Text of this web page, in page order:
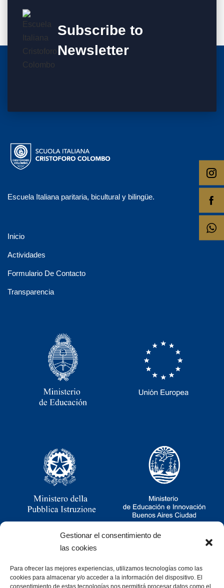
Gestionar el consentimiento de
las cookies
Para ofrecer las mejores experiencias, utilizamos tecnologías como las
cookies para almacenar y/o acceder a la información del dispositivo. El
consentimiento de estas tecnologías nos permitirá procesar datos como el
Subscribe to
Newsletter
Escuela Italiana paritaria, bicultural y bilingüe.
Inicio
Actividades
Formulario De Contacto
Transparencia
Ramsay 2251, CABA, Argentina
011 4781-0060